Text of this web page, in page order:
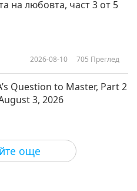
1 от 2
още
на любовта, част 3 от 5
2026-08-10 705 Преглед
Question to Master, Part 2
3, 2026
2026-08-09 6488